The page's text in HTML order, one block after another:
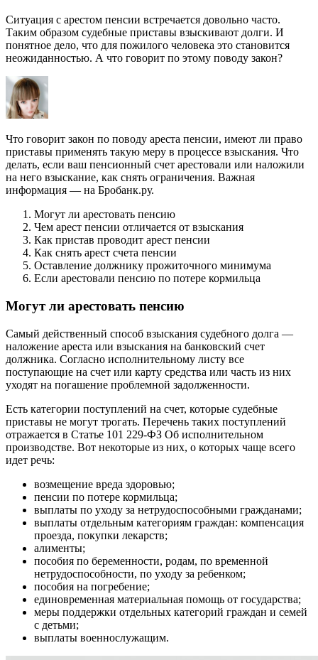
Ситуация с арестом пенсии встречается довольно часто.
Таким образом судебные приставы взыскивают долги. И
понятное дело, что для пожилого человека это становится
неожиданностью. А что говорит по этому поводу закон?
Что говорит закон по поводу ареста пенсии, имеют ли право
приставы применять такую меру в процессе взыскания. Что
делать, если ваш пенсионный счет арестовали или наложили
на него взыскание, как снять ограничения. Важная
информация — на Бробанк.ру.
Могут ли арестовать пенсию
Чем арест пенсии отличается от взыскания
Как пристав проводит арест пенсии
Как снять арест счета пенсии
Оставление должнику прожиточного минимума
Если арестовали пенсию по потере кормильца
Могут ли арестовать пенсию
Самый действенный способ взыскания судебного долга —
наложение ареста или взыскания на банковский счет
должника. Согласно исполнительному листу все
поступающие на счет или карту средства или часть из них
уходят на погашение проблемной задолженности.
Есть категории поступлений на счет, которые судебные
приставы не могут трогать. Перечень таких поступлений
отражается в Статье 101 229-ФЗ Об исполнительном
производстве. Вот некоторые из них, о которых чаще всего
идет речь:
возмещение вреда здоровью;
пенсии по потере кормильца;
выплаты по уходу за нетрудоспособными гражданами;
выплаты отдельным категориям граждан: компенсация
проезда, покупки лекарств;
алименты;
пособия по беременности, родам, по временной
нетрудоспособности, по уходу за ребенком;
пособия на погребение;
единовременная материальная помощь от государства;
меры поддержки отдельных категорий граждан и семей
с детьми;
выплаты военнослужащим.